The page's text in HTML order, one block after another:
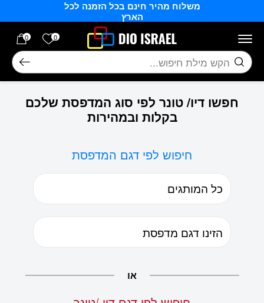
משלוח מהיר חינם בכל הזמנה לכל
הארץ
0 הרשימה
0
חיפוש
חפשו דיו/ טונר לפי סוג המדפסת שלכם
בקלות ובמהירות
חיפוש לפי דגם המדפסת
או